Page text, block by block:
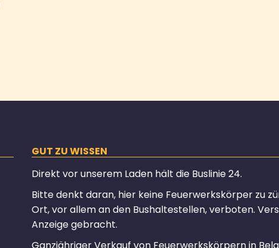
GUT ZU WISSEN
Direkt vor unserem Laden hält die Buslinie 24.
Bitte denkt daran, hier keine Feuerwerkskörper zu
Ort, vor allem an den Bushaltestellen, verboten.
Anzeige gebracht.
Ganzjähriger Verkauf von Feuerwerkskörpern in